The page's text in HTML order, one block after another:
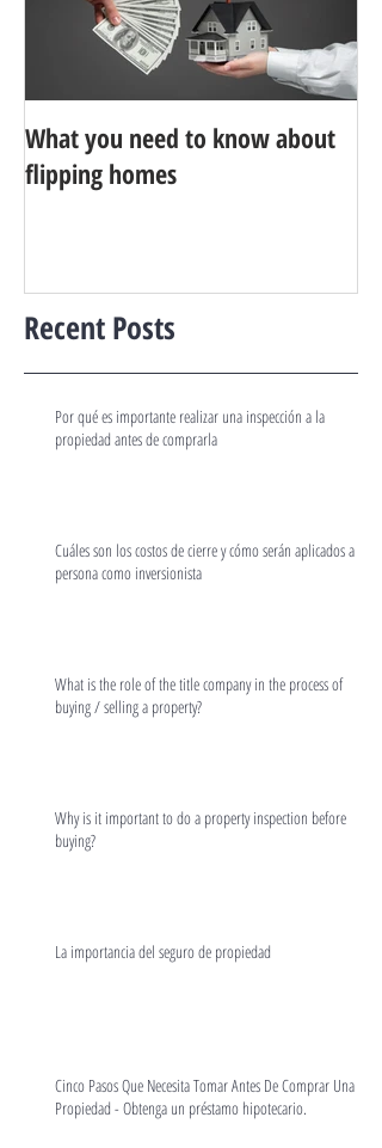
Recent Posts
What you need to know about
flipping homes
Por qué es importante realizar una inspección a la
propiedad antes de comprarla
Cuáles son los costos de cierre y cómo serán aplicados a mi
persona como inversionista
What is the role of the title company in the process of
buying / selling a property?
Why is it important to do a property inspection before
buying?
La importancia del seguro de propiedad
Cinco Pasos Que Necesita Tomar Antes De Comprar Una
Propiedad - Obtenga un préstamo hipotecario.